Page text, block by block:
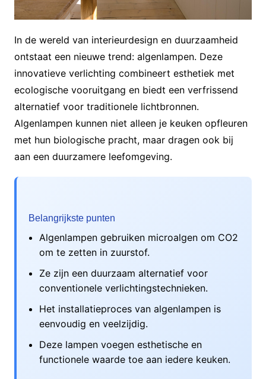
In de wereld van interieurdesign en duurzaamheid
ontstaat een nieuwe trend: algenlampen. Deze
innovatieve verlichting combineert esthetiek met
ecologische vooruitgang en biedt een verfrissend
alternatief voor traditionele lichtbronnen.
Algenlampen kunnen niet alleen je keuken opfleuren
met hun biologische pracht, maar dragen ook bij
aan een duurzamere leefomgeving.
Belangrijkste punten
Algenlampen gebruiken microalgen om CO2
om te zetten in zuurstof.
Ze zijn een duurzaam alternatief voor
conventionele verlichtingstechnieken.
Het installatieproces van algenlampen is
eenvoudig en veelzijdig.
Deze lampen voegen esthetische en
functionele waarde toe aan iedere keuken.